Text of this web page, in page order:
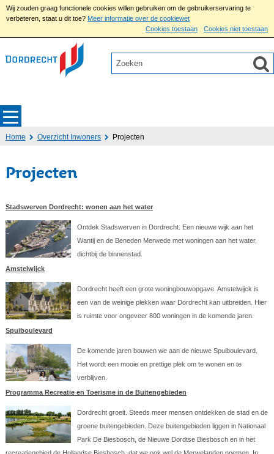
Wij zouden graag functionele cookies willen gebruiken om de gebruikerservaring te
verbeteren, staat u dit toe? Meer informatie over de cookiewet
Cookies toestaan
Cookies niet toestaan
Home Overzicht Inwoners Projecten
Projecten
Stadswerven Dordrecht: wonen aan het water
Ontdek Stadswerven in Dordrecht. Een nieuwe wijk aan het
Wantij en de Beneden Merwede met woningen aan het water,
dichtbij de binnenstad.
Amstelwijck
Dordrecht heeft een grote woningbouwopgave. Amstelwijck is
een van de weinige plekken waar Dordrecht kan uitbreiden. Hier
is ruimte voor ongeveer 800 woningen in de komende jaren.
Spuiboulevard
De komende jaren bouwen we aan de nieuwe Spuiboulevard.
Het wordt een mooie en prettige plek om te wonen en te
verblijven.
Programma Recreatie en Toerisme in de Buitengebieden
Dordrecht groeit. Steeds meer mensen ontdekken de stad en de
groene buitengebieden. Deze buitengebieden liggen in Nationaal
Park De Biesbosch, de Nieuwe Dordtse Biesbosch en in het